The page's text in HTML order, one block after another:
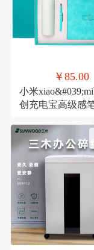
￥85.00
小米
创充电宝高级感
物